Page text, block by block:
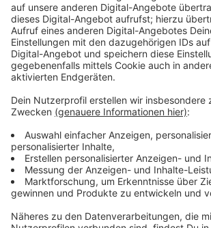
Brandenburg (201). Gelistet wurden
Ärzte sowie Psychotherapeuten nach
KV-Regionen, also alle Bundesländer,
nach den Regionen Nordrhein und
aufgeteilt. Der Teilzeitanteil stieg
Anzeige
Anzeige
Westfalen-Lippe bundesweites